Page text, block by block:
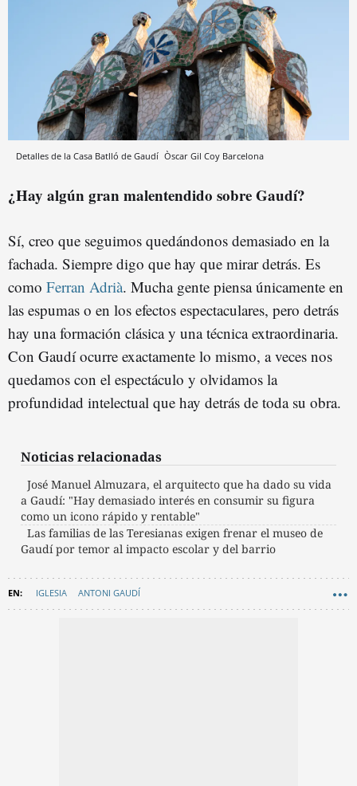
Detalles de la Casa Batlló de Gaudí Òscar Gil Coy Barcelona
¿Hay algún gran malentendido sobre Gaudí?
Sí, creo que seguimos quedándonos demasiado en la
fachada. Siempre digo que hay que mirar detrás. Es
como Ferran Adrià. Mucha gente piensa únicamente en
las espumas o en los efectos espectaculares, pero detrás
hay una formación clásica y una técnica extraordinaria.
Con Gaudí ocurre exactamente lo mismo, a veces nos
quedamos con el espectáculo y olvidamos la
profundidad intelectual que hay detrás de toda su obra.
Noticias relacionadas
José Manuel Almuzara, el arquitecto que ha dado su vida
a Gaudí: "Hay demasiado interés en consumir su figura
como un icono rápido y rentable"
Las familias de las Teresianas exigen frenar el museo de
Gaudí por temor al impacto escolar y del barrio
IGLESIA ANTONI GAUDÍ